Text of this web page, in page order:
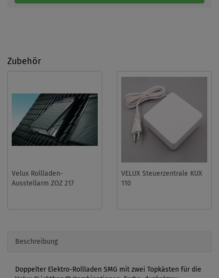
Zubehör
Velux Rollladen-
Ausstellarm ZOZ 217
VELUX Steuerzentrale KUX
110
Beschreibung
Doppelter Elektro-Rollladen SMG mit zwei Topkästen für die